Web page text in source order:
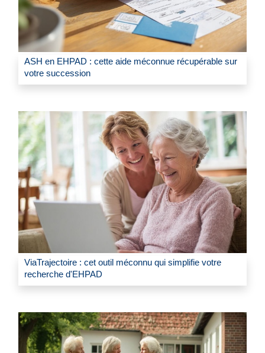
ASH en EHPAD : cette aide méconnue récupérable sur
votre succession
ViaTrajectoire : cet outil méconnu qui simplifie votre
recherche d'EHPAD